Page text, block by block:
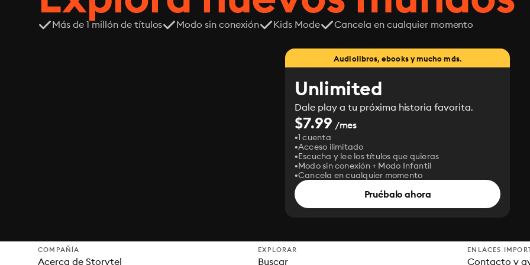
Más de 1 millón de títulos Modo sin conexión Kids Mode Cancela en cualquier momento
Audiolibros, ebooks y mucho más.
Unlimited
Dale play a tu próxima historia favorita.
$7.99 /mes
1 cuenta
Acceso ilimitado
Escucha y lee los títulos que quieras
Modo sin conexión + Modo Infantil
Cancela en cualquier momento
Pruébalo ahora
COMPAÑÍA
Acerca de Storytel
EXPLORAR
Buscar
ENLACES
Contacto y